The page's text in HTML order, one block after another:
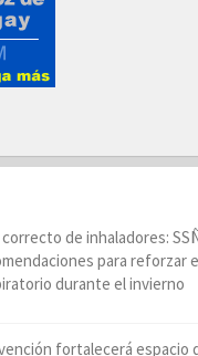
de inhaladores:
para reforzar
durante el invierno
fortalecerá espacio